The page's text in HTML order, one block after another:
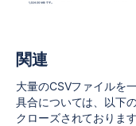
関連
大量のCSVファイルを
具合については、以下
クローズされております